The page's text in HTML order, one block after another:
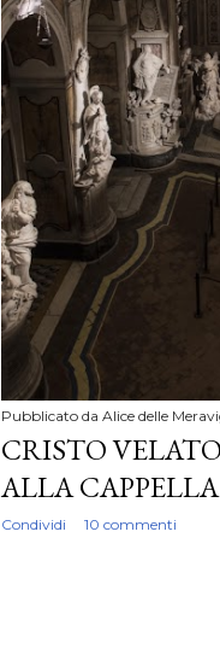
Pubblicato da Alice delle
CRISTO
ALLA
Condividi 10 commenti